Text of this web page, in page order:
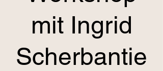
mit Ingrid
Scherbantie